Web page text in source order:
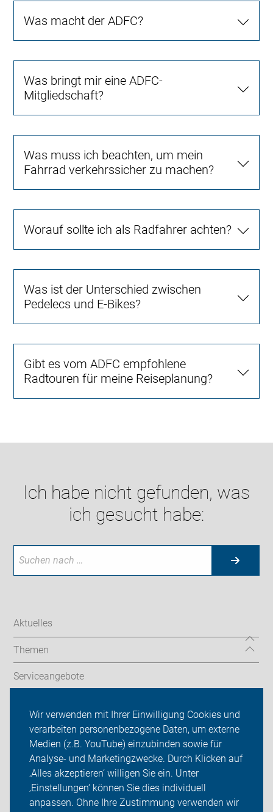
Wir verwenden mit Ihrer Einwilligung Cookies und
verarbeiten personenbezogene Daten, um externe
Medien (z.B. YouTube) einzubinden sowie für
Analyse- und Marketingzwecke. Durch Klicken auf
‚Alles akzeptieren‘ willigen Sie ein. Unter
‚Einstellungen‘ können Sie dies individuell
anpassen. Ohne Ihre Zustimmung verwenden wir
Was macht der ADFC?
Was bringt mir eine ADFC-
Mitgliedschaft?
Was muss ich beachten, um mein
Fahrrad verkehrssicher zu machen?
Worauf sollte ich als Radfahrer achten?
Was ist der Unterschied zwischen
Pedelecs und E-Bikes?
Gibt es vom ADFC empfohlene
Radtouren für meine Reiseplanung?
Ich habe nicht gefunden, was
ich gesucht habe:
Aktuelles
Themen
Serviceangebote
ADFC Vest Recklinghausen
Sei dabei
Presse